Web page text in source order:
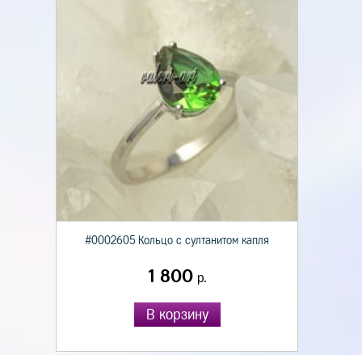
#0002605 Кольцо с султанитом капля
1 800р.
В корзину